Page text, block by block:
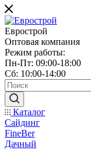
Еврострой
Оптовая компания
Режим работы:
Пн-Пт: 09:00-18:00
Сб: 10:00-14:00
Каталог
Сайдинг
FineBer
Дачный